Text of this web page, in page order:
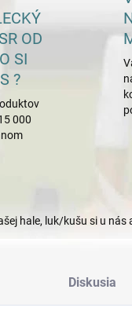
OD
SI
?
000
hale, luk/kušu si u nás
Diskusia